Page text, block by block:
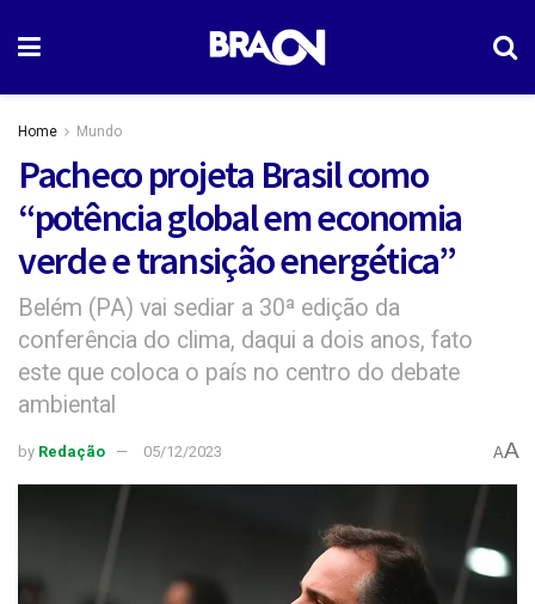
Home Mundo
Pacheco projeta Brasil como
“potência global em economia
verde e transição energética”
Belém (PA) vai sediar a 30ª edição da
conferência do clima, daqui a dois anos, fato
este que coloca o país no centro do debate
ambiental
by Redação 05/12/2023 AA